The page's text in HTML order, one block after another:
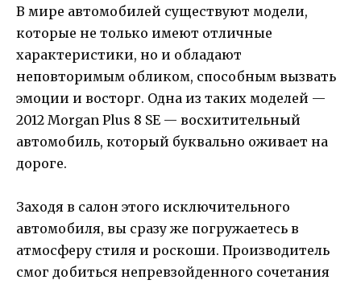
В мире автомобилей существуют модели,
которые не только имеют отличные
характеристики, но и обладают
неповторимым обликом, способным вызвать
эмоции и восторг. Одна из таких моделей —
2012 Morgan Plus 8 SE — восхитительный
автомобиль, который буквально оживает на
дороге.
Заходя в салон этого исключительного
автомобиля, вы сразу же погружаетесь в
атмосферу стиля и роскоши. Производитель
смог добиться непревзойденного сочетания